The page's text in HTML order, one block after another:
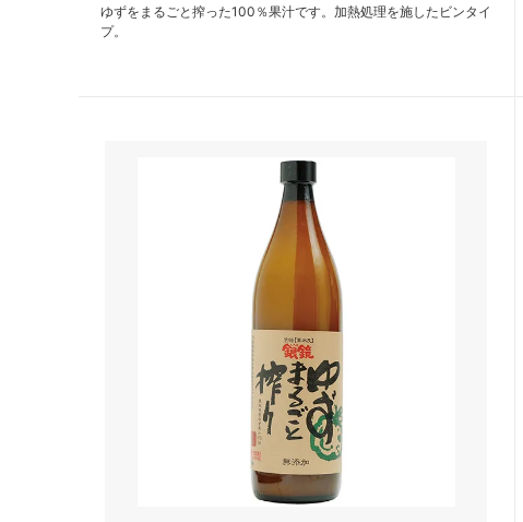
ゆずをまるごと搾った100％果汁です。加熱処理を施したビンタイ
プ。